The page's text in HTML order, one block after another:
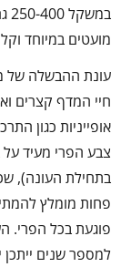
מועטים במיוחד
עונת ההבשלה של
חיי המדף קצרים
אופייניות כגון
צבע הפרי מעיד
בתחילת העונה),
פחות מומלץ
פוגעת בכל הפרי.
למספר שנים ייתכן